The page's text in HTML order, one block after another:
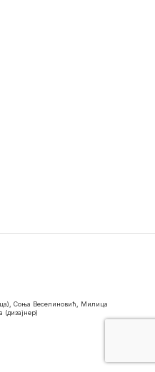
Соња Веселиновић, Милица